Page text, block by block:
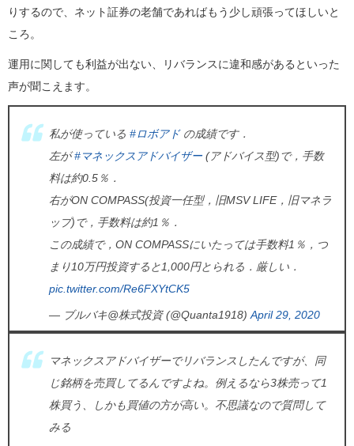
りするので、ネット証券の老舗であればもう少し頑張ってほしいと
ころ。
運用に関しても利益が出ない、リバランスに違和感があるといった
声が聞こえます。
私が使っている #ロボアドの成績です．
左が#マネックスアドバイザー(アドバイス型)で，手数
料は約0.5％．
右がON COMPASS(投資一任型，旧MSV LIFE，旧マネラ
ップ)で，手数料は約1％．
この成績で，ON COMPASSにいたっては手数料1％，つ
まり10万円投資すると1,000円とられる．厳しい．
pic.twitter.com/Re6FXYtCK5
— ブルバキ@株式投資 (@Quanta1918) April 29, 2020
マネックスアドバイザーでリバランスしたんですが、同
じ銘柄を売買してるんですよね。例えるなら3株売って1
株買う、しかも買値の方が高い。不思議なので質問して
みる